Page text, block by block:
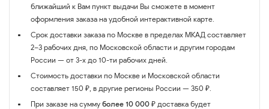
ближайший к Вам пункт выдачи Вы сможете в момент
оформления заказа на удобной интерактивной карте.
Срок доставки заказа по Москве в пределах МКАД составляет
2–3 рабочих дня, по Московской области и другим городам
России — от 3-х до 10-ти рабочих дней.
Стоимость доставки по Москве и Московской области
составляет 150 ₽, в другие регионы России — 350 ₽.
При заказе на сумму более 10 000 ₽ доставка будет